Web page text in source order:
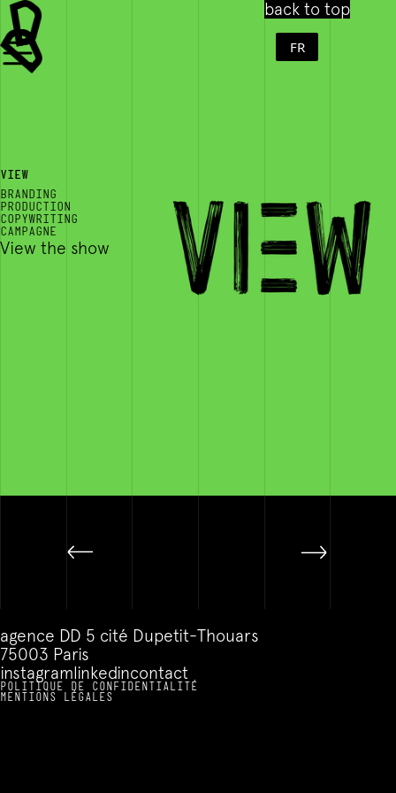
FR
back to top
VIEW
BRANDING
PRODUCTION
COPYWRITING
CAMPAGNE
View the show
show
agence DD 5 cité Dupetit-Thouars
75003 Paris
instagramlinkedincontact
POLITIQUE DE CONFIDENTIALITÉ
MENTIONS LÉGALES